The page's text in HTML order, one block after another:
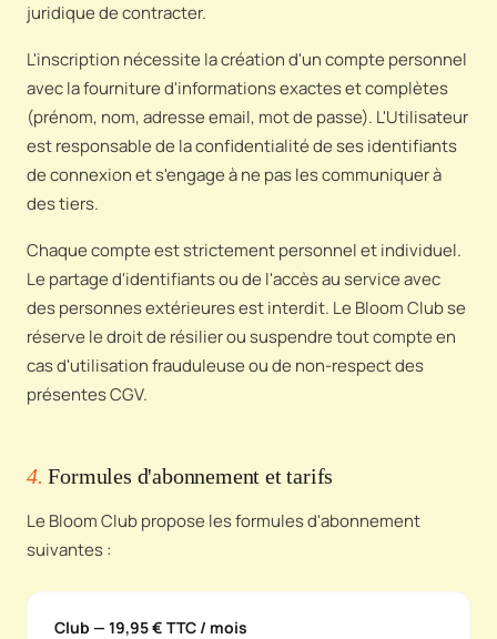
juridique de contracter.
L'inscription nécessite la création d'un compte personnel
avec la fourniture d'informations exactes et complètes
(prénom, nom, adresse email, mot de passe). L'Utilisateur
est responsable de la confidentialité de ses identifiants
de connexion et s'engage à ne pas les communiquer à
des tiers.
Chaque compte est strictement personnel et individuel.
Le partage d'identifiants ou de l'accès au service avec
des personnes extérieures est interdit. Le Bloom Club se
réserve le droit de résilier ou suspendre tout compte en
cas d'utilisation frauduleuse ou de non-respect des
présentes CGV.
4. Formules d'abonnement et tarifs
Le Bloom Club propose les formules d'abonnement
suivantes :
Club — 19,95 € TTC / mois